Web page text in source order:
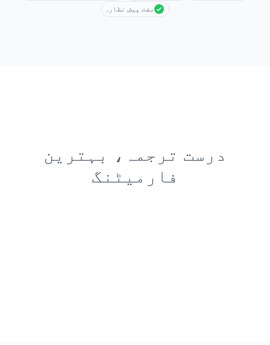
مفت پیش نظارہ
درست ترجمہ، بہترین
فارمیٹنگ